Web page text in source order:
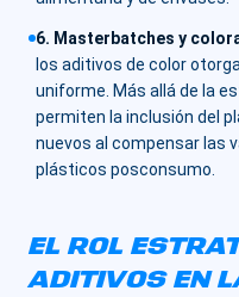
6. Masterbatches y
los aditivos de color
uniforme. Más allá de la
permiten la inclusión del
nuevos al compensar las
plásticos posconsumo.
EL ROL
ADITIVOS EN